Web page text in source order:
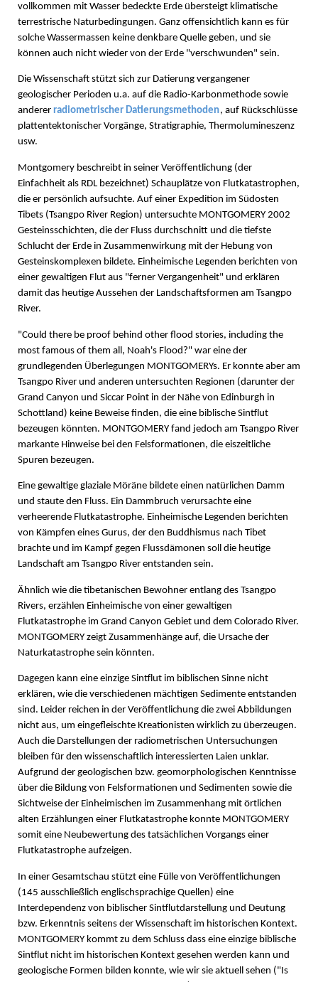
vollkommen mit Wasser bedeckte Erde übersteigt klimatische
terrestrische Naturbedingungen. Ganz offensichtlich kann es für
solche Wassermassen keine denkbare Quelle geben, und sie
können auch nicht wieder von der Erde "verschwunden" sein.
Die Wissenschaft stützt sich zur Datierung vergangener
geologischer Perioden u.a. auf die Radio-Karbonmethode sowie
anderer radiometrischer Datierungsmethoden, auf Rückschlüsse
plattentektonischer Vorgänge, Stratigraphie, Thermolumineszenz
usw.
Montgomery beschreibt in seiner Veröffentlichung (der
Einfachheit als RDL bezeichnet) Schauplätze von Flutkatastrophen,
die er persönlich aufsuchte. Auf einer Expedition im Südosten
Tibets (Tsangpo River Region) untersuchte MONTGOMERY 2002
Gesteinsschichten, die der Fluss durchschnitt und die tiefste
Schlucht der Erde in Zusammenwirkung mit der Hebung von
Gesteinskomplexen bildete. Einheimische Legenden berichten von
einer gewaltigen Flut aus "ferner Vergangenheit" und erklären
damit das heutige Aussehen der Landschaftsformen am Tsangpo
River.
"Could there be proof behind other flood stories, including the
most famous of them all, Noah's Flood?" war eine der
grundlegenden Überlegungen MONTGOMERYs. Er konnte aber am
Tsangpo River und anderen untersuchten Regionen (darunter der
Grand Canyon und Siccar Point in der Nähe von Edinburgh in
Schottland) keine Beweise finden, die eine biblische Sintflut
bezeugen könnten. MONTGOMERY fand jedoch am Tsangpo River
markante Hinweise bei den Felsformationen, die eiszeitliche
Spuren bezeugen.
Eine gewaltige glaziale Möräne bildete einen natürlichen Damm
und staute den Fluss. Ein Dammbruch verursachte eine
verheerende Flutkatastrophe. Einheimische Legenden berichten
von Kämpfen eines Gurus, der den Buddhismus nach Tibet
brachte und im Kampf gegen Flussdämonen soll die heutige
Landschaft am Tsangpo River entstanden sein.
Ähnlich wie die tibetanischen Bewohner entlang des Tsangpo
Rivers, erzählen Einheimische von einer gewaltigen
Flutkatastrophe im Grand Canyon Gebiet und dem Colorado River.
MONTGOMERY zeigt Zusammenhänge auf, die Ursache der
Naturkatastrophe sein könnten.
Dagegen kann eine einzige Sintflut im biblischen Sinne nicht
erklären, wie die verschiedenen mächtigen Sedimente entstanden
sind. Leider reichen in der Veröffentlichung die zwei Abbildungen
nicht aus, um eingefleischte Kreationisten wirklich zu überzeugen.
Auch die Darstellungen der radiometrischen Untersuchungen
bleiben für den wissenschaftlich interessierten Laien unklar.
Aufgrund der geologischen bzw. geomorphologischen Kenntnisse
über die Bildung von Felsformationen und Sedimenten sowie die
Sichtweise der Einheimischen im Zusammenhang mit örtlichen
alten Erzählungen einer Flutkatastrophe konnte MONTGOMERY
somit eine Neubewertung des tatsächlichen Vorgangs einer
Flutkatastrophe aufzeigen.
In einer Gesamtschau stützt eine Fülle von Veröffentlichungen
(145 ausschließlich englischsprachige Quellen) eine
Interdependenz von biblischer Sintflutdarstellung und Deutung
bzw. Erkenntnis seitens der Wissenschaft im historischen Kontext.
MONTGOMERY kommt zu dem Schluss dass eine einzige biblische
Sintflut nicht im historischen Kontext gesehen werden kann und
geologische Formen bilden konnte, wie wir sie aktuell sehen ("Is